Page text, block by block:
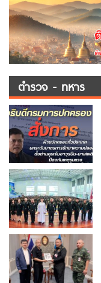
ตำรวจ - ทหาร